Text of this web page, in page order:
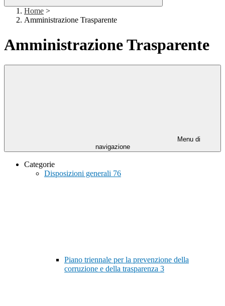
Home >
Amministrazione Trasparente
Amministrazione Trasparente
Menu di
navigazione
Categorie
Disposizioni generali 76
Piano triennale per la prevenzione della
corruzione e della trasparenza 3